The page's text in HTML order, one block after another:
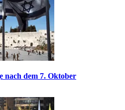
nach dem 7. Oktober